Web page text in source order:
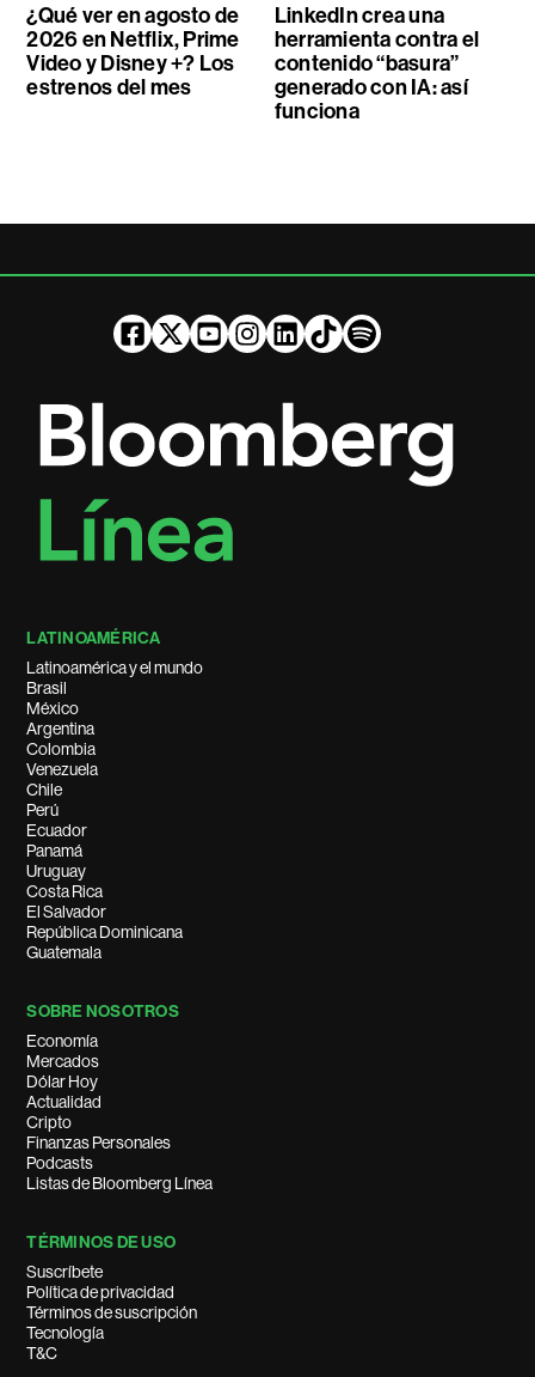
¿Qué ver en agosto de
2026 en Netflix, Prime
Video y Disney +? Los
estrenos del mes
LinkedIn crea una
herramienta contra el
contenido “basura”
generado con IA: así
funciona
LATINOAMÉRICA
Latinoamérica y el mundo
Brasil
México
Argentina
Colombia
Venezuela
Chile
Perú
Ecuador
Panamá
Uruguay
Costa Rica
El Salvador
República Dominicana
Guatemala
SOBRE NOSOTROS
Economía
Mercados
Dólar Hoy
Actualidad
Cripto
Finanzas Personales
Podcasts
Listas de Bloomberg Línea
TÉRMINOS DE USO
Suscríbete
Política de privacidad
Términos de suscripción
Tecnología
T&C